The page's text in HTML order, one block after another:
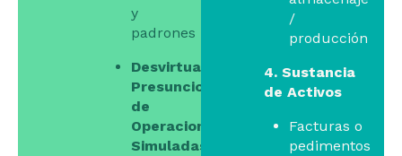
y
padrones
Desvirtuar
Presunciones
de
Operaciones
Simuladas
/
producción
4. Sustancia
de Activos
Facturas o
pedimentos